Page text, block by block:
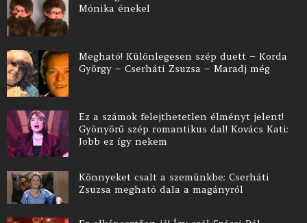
Mónika énekel
Megható! Különlegesen szép duett – Korda
György – Cserháti Zsuzsa – Maradj még
Ez a számok felejthetetlen élményt jelent!
Gyönyörű szép romantikus dal! Kovács Kati:
Jobb ez így nekem
Könnyeket csalt a szemünkbe: Cserháti
Zsuzsa megható dala a magányról